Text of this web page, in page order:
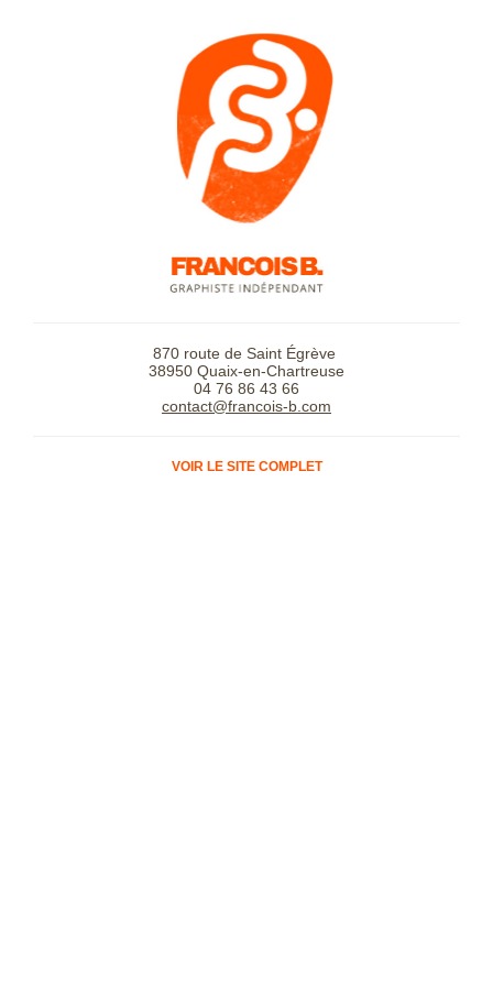
870 route de Saint Égrève
38950 Quaix-en-Chartreuse
04 76 86 43 66
contact@francois-b.com
VOIR LE SITE COMPLET